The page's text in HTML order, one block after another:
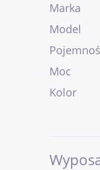
Marka
Model
Moc
Kolor